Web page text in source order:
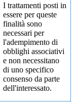
I trattamenti posti in
essere per queste
finalità sono
necessari per
l'adempimento di
obblighi associativi
e non necessitano
di uno specifico
consenso da parte
dell'interessato.